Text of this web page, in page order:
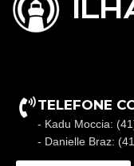
TELEFONE
- Kadu Moccia:
- Danielle Braz: